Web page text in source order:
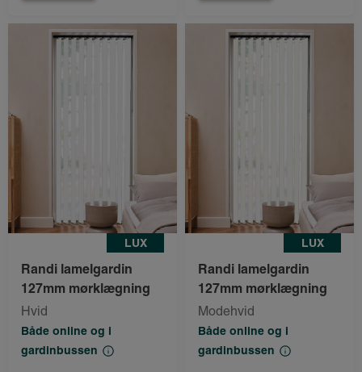
LUX
Randi lamelgardin
127mm mørklægning
Hvid
Både online og i
gardinbussen
LUX
Randi lamelgardin
127mm mørklægning
Modehvid
Både online og i
gardinbussen